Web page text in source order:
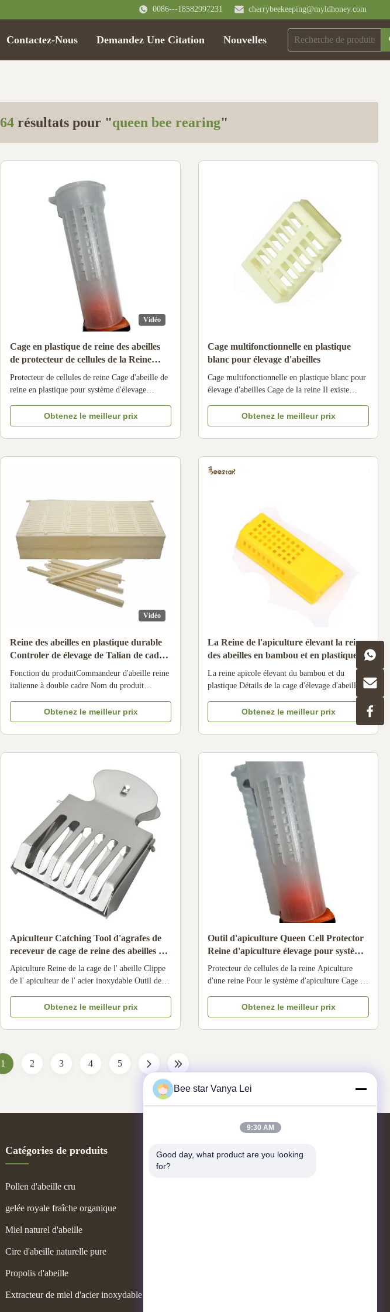
0086---18582997231 cherrybeekeeping@myldhoney.com
Contactez-Nous Demandez Une Citation Nouvelles
64résultats pour "queen bee rearing"
Vidéo
Cage en plastique de reine des abeilles
de protecteur de cellules de la Reine
pour la reine des abeilles élevant le
système
Protecteur de cellules de reine Cage d'abeille de
reine en plastique pour système d'élevage
cages de reine, généralement en plastique, en
bambou ou en métal. Nous sommes sûrs que
vous serez très heureux d' acheter et d' utiliser
Obtenez le meilleur prix
Cage multifonctionnelle en plastique
blanc pour élevage d'abeilles
Cage multifonctionnelle en plastique blanc pour
élevage d'abeilles Cage de la reine Il existe
plastique, en bambou ou en métal. Différents
types ont leurs différentes supériorités, leurs
fonctions principales sont presque les mêmes.
Obtenez le meilleur prix
Vidéo
Reine des abeilles en plastique durable
Controler de élevage de Talian de cadres
de double
Fonction du produitCommandeur d'abeille reine
italienne à double cadre Nom du produit
Matériel Plastique Taille 488*260*465 mm
Taille des abeilles italiennes écart de 4,6 mm
entre chaque grille Taille des abeilles africaines
Obtenez le meilleur prix
La Reine de l'apiculture élevant la reine
des abeilles en bambou et en plastique
élevant la cage
La reine apicole élevant du bambou et du
plastique Détails de la cage d'élevage d'abeilles
Couleur Prix FOB (USD/PCS) Nombre de
pièces Matériel 16HN-01 jaune 0.15 à 0.1 200
pièces Matériau plastique Le numéro de
Obtenez le meilleur prix
Apiculteur Catching Tool d'agrafes de
receveur de cage de reine des abeilles de
l'apiculture d'acier inoxydable
Apiculture Reine de la cage de l' abeille Clippe
de l' apiculteur de l' acier inoxydable Outil de
Lieu d'origine: Henan, Chine Nom de marque:
Bee Star Numéro de l'article: 16HN-07 Nom du
produit: Queen Catcher Industries applicables:
Obtenez le meilleur prix
Outil d'apiculture Queen Cell Protector
Reine d'apiculture élevage pour système
d'élevage d'abeilles
Protecteur de cellules de la reine Apiculture
d'une reine Pour le système d'apiculture Cage de
reine, généralement en plastique, en bambou ou
en métal.Vous pouvez choisir le type selon vos
besoins Nous sommes sûrs que vous serez très
Obtenez le meilleur prix
1 2 3 4 5
Catégories de produits
Pollen d'abeille cru
gelée royale fraîche organique
Miel naturel d'abeille
Cire d'abeille naturelle pure
Propolis d'abeille
Extracteur de miel d'acier inoxydable
Nous contacter
Bee star Vanya Lei
9:30 AM
Good day, what product are you looking
for?